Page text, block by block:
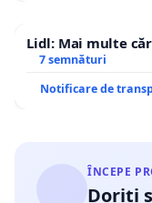
Lidl: Mai multe
7 semnături
Notificare de
ÎNCEPE
Doriți